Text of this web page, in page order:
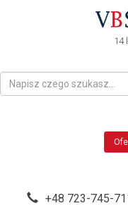
14
+48 723-745-